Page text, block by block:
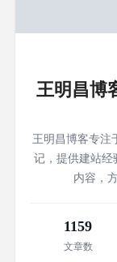
王明昌博
王明昌博客专注
记，提供建站经
内容，
1159
文章数